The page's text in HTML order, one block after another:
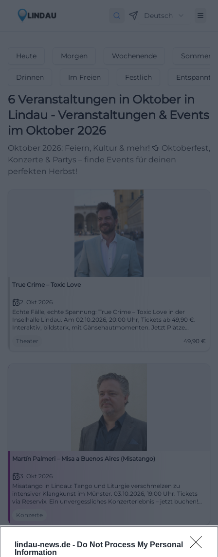
lindau-news.de - Do Not Process My Personal
Information
Deutsch
Heute Morgen Wochenende
Drinnen Im Freien Festlich Entspannt
6 Veranstaltungen in Oktober in
Lindau - Veranstaltungen & Events
im Oktober 2026
Oktober 2026: Feiern, Kultur & mehr! 🍻 Oktoberfest,
Konzerte & Partys – finde Events für deinen
perfekten Herbst!
True Crime – Toxic Love
2. Okt 2026
Echte Fälle, echte Spannung: True Crime – Toxic Love in der
Inselhalle Lindau. Am 02.10.2026, 20:00 Uhr, Tickets ab 49,90 €.
Interaktiv, bildstark, mit Gänsehautmomenten. Jetzt Plätze
Theater
49,90 €
Martín Palmeri – Misa a Buenos Aires (Misatango)
3. Okt 2026
Misatango in Lindau: Tango und Liturgie verschmelzen zu
intensiver Klangkunst im Münster. 03.10.2026, 19:00 Uhr. Tickets
via Reservix. Ein unvergessliches Konzerterlebnis – jetzt buchen!
Konzerte